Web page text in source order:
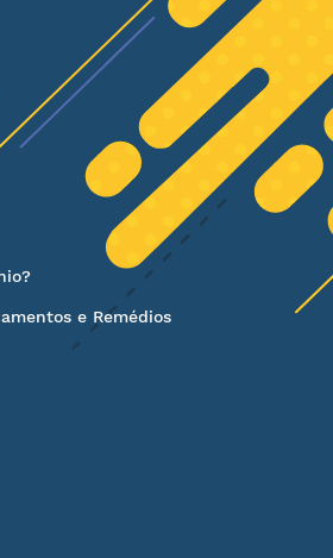
e Remédios